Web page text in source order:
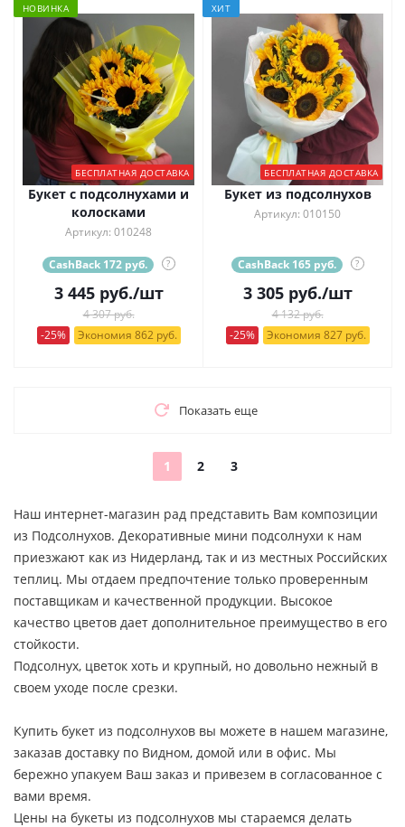
НОВИНКА
БЕСПЛАТНАЯ ДОСТАВКА
Букет с подсолнухами и
колосками
Артикул: 010248
CashBack 172 руб. ?
3 445руб./шт
4 307 руб.
-25%
Экономия 862 руб.
ХИТ
БЕСПЛАТНАЯ ДОСТАВКА
Букет из подсолнухов
Артикул: 010150
CashBack 165 руб. ?
3 305руб./шт
4 132 руб.
-25%
Экономия 827 руб.
Показать еще
1 2 3
Наш интернет-магазин рад представить Вам композиции
из Подсолнухов. Декоративные мини подсолнухи к нам
приезжают как из Нидерланд, так и из местных Российских
теплиц. Мы отдаем предпочтение только проверенным
поставщикам и качественной продукции. Высокое
качество цветов дает дополнительное преимущество в его
стойкости.
Подсолнух, цветок хоть и крупный, но довольно нежный в
своем уходе после срезки.
Купить букет из подсолнухов вы можете в нашем магазине,
заказав доставку по Видном, домой или в офис. Мы
бережно упакуем Ваш заказ и привезем в согласованное с
вами время.
Цены на букеты из подсолнухов мы стараемся делать